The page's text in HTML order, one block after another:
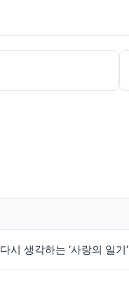
시 생각하는 ‘사랑의 일기’